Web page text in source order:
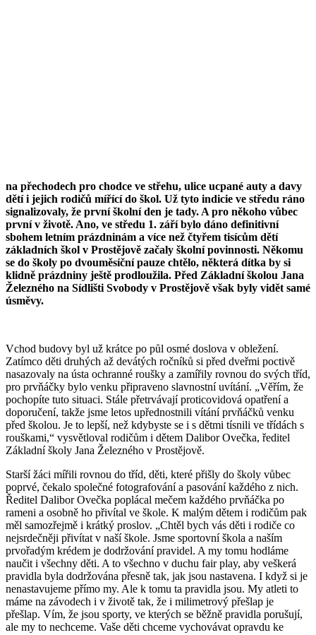
na přechodech pro chodce ve střehu, ulice ucpané auty a davy
dětí i jejich rodičů mířící do škol. Už tyto indicie ve středu ráno
signalizovaly, že první školní den je tady. A pro někoho vůbec
první v životě. Ano, ve středu 1. září bylo dáno definitivní
sbohem letním prázdninám a více než čtyřem tisícům dětí
základních škol v Prostějově začaly školní povinnosti. Někomu
se do školy po dvouměsíční pauze chtělo, některá dítka by si
klidně prázdniny ještě prodloužila. Před Základní školou Jana
Železného na Sídlišti Svobody v Prostějově však byly vidět samé
úsměvy.
Vchod budovy byl už krátce po půl osmé doslova v obležení.
Zatímco děti druhých až devátých ročníků si před dveřmi poctivě
nasazovaly na ústa ochranné roušky a zamířily rovnou do svých tříd,
pro prvňáčky bylo venku připraveno slavnostní uvítání. „Věřím, že
pochopíte tuto situaci. Stále přetrvávají proticovidová opatření a
doporučení, takže jsme letos upřednostnili vítání prvňáčků venku
před školou. Je to lepší, než kdybyste se i s dětmi tísnili ve třídách s
rouškami,“ vysvětloval rodičům i dětem Dalibor Ovečka, ředitel
Základní školy Jana Železného v Prostějově.
Starší žáci mířili rovnou do tříd, děti, které přišly do školy vůbec
poprvé, čekalo společné fotografování a pasování každého z nich.
Ředitel Dalibor Ovečka poplácal mečem každého prvňáčka po
rameni a osobně ho přivítal ve škole. K malým dětem i rodičům pak
měl samozřejmě i krátký proslov. „Chtěl bych vás děti i rodiče co
nejsrdečněji přivítat v naší škole. Jsme sportovní škola a naším
prvořadým krédem je dodržování pravidel. A my tomu hodláme
naučit i všechny děti. A to všechno v duchu fair play, aby veškerá
pravidla byla dodržována přesně tak, jak jsou nastavena. I když si je
nenastavujeme přímo my. Ale k tomu ta pravidla jsou. My atleti to
máme na závodech i v životě tak, že i milimetrový přešlap je
přešlap. Vím, že jsou sporty, ve kterých se běžně pravidla porušují,
ale my to nechceme. Vaše děti chceme vychovávat opravdu ke